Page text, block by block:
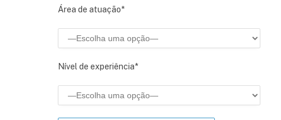
Área de atuação*
Nível de experiência*